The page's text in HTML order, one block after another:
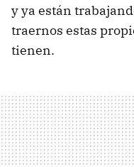
y ya están
traernos estas
tienen.